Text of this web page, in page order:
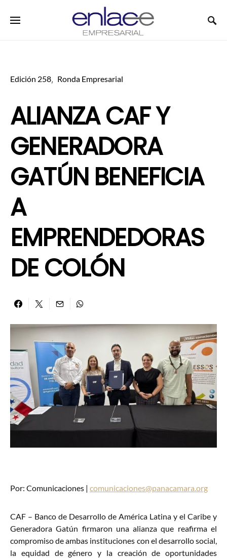
Edición 258 Ronda Empresarial
ALIANZA CAF Y
GENERADORA
GATÚN BENEFICIA
A
EMPRENDEDORAS
DE COLÓN
Por: Comunicaciones | comunicaciones@panacamara.org
CAF – Banco de Desarrollo de América Latina y el Caribe y
Generadora Gatún firmaron una alianza que reafirma el
compromiso de ambas instituciones con el desarrollo social,
la equidad de género y la creación de oportunidades